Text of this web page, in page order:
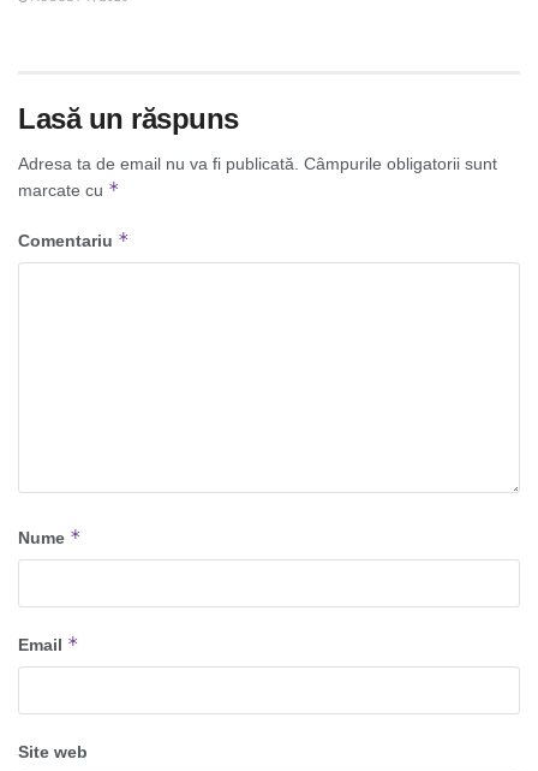
Lasă un răspuns
Adresa ta de email nu va fi publicată. Câmpurile obligatorii sunt
marcate cu *
Comentariu *
Nume *
Email *
Site web